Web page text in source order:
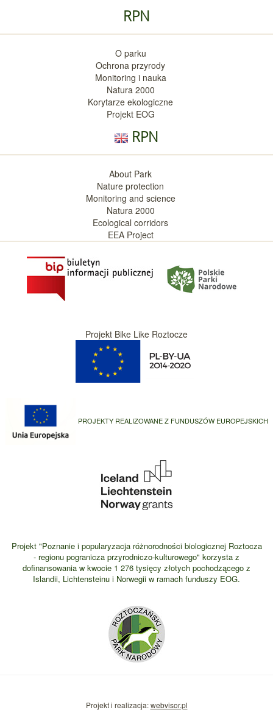
RPN
O parku
Ochrona przyrody
Monitoring i nauka
Natura 2000
Korytarze ekologiczne
Projekt EOG
RPN
About Park
Nature protection
Monitoring and science
Natura 2000
Ecological corridors
EEA Project
Projekt Bike Like Roztocze
PROJEKTY REALIZOWANE Z FUNDUSZÓW EUROPEJSKICH
Projekt "Poznanie i popularyzacja różnorodności biologicznej Roztocza
- regionu pogranicza przyrodniczo-kulturowego" korzysta z
dofinansowania w kwocie 1 276 tysięcy złotych pochodzącego z
Islandii, Lichtensteinu i Norwegii w ramach funduszy EOG.
Projekt i realizacja:webvisor.pl